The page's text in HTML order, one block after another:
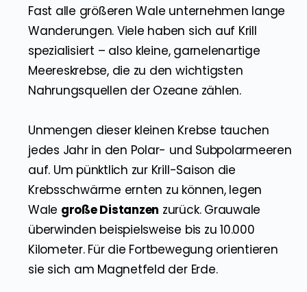
Fast alle größeren Wale unternehmen lange
Wanderungen. Viele haben sich auf Krill
spezialisiert – also kleine, garnelenartige
Meereskrebse, die zu den wichtigsten
Nahrungsquellen der Ozeane zählen.
Unmengen dieser kleinen Krebse tauchen
jedes Jahr in den Polar- und Subpolarmeeren
auf. Um pünktlich zur Krill-Saison die
Krebsschwärme ernten zu können, legen
Wale große Distanzen zurück. Grauwale
überwinden beispielsweise bis zu 10.000
Kilometer. Für die Fortbewegung orientieren
sie sich am Magnetfeld der Erde.